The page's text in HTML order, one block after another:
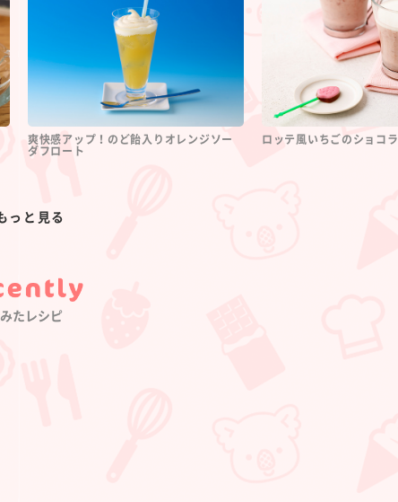
爽快感アップ！のど飴入りオレンジソー
ダフロート
ロッテ風いちごのショコ
っと見る
Category
たレシピ